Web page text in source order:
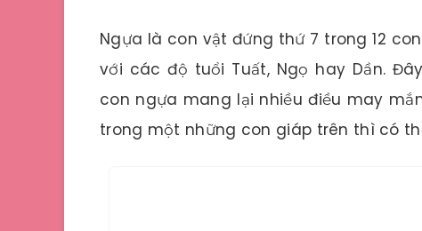
Ngựa là con vật đứng thứ 7 trong 12
với các độ tuổi Tuất, Ngọ hay Dần.
con ngựa mang lại nhiều điều may
trong một những con giáp trên thì có